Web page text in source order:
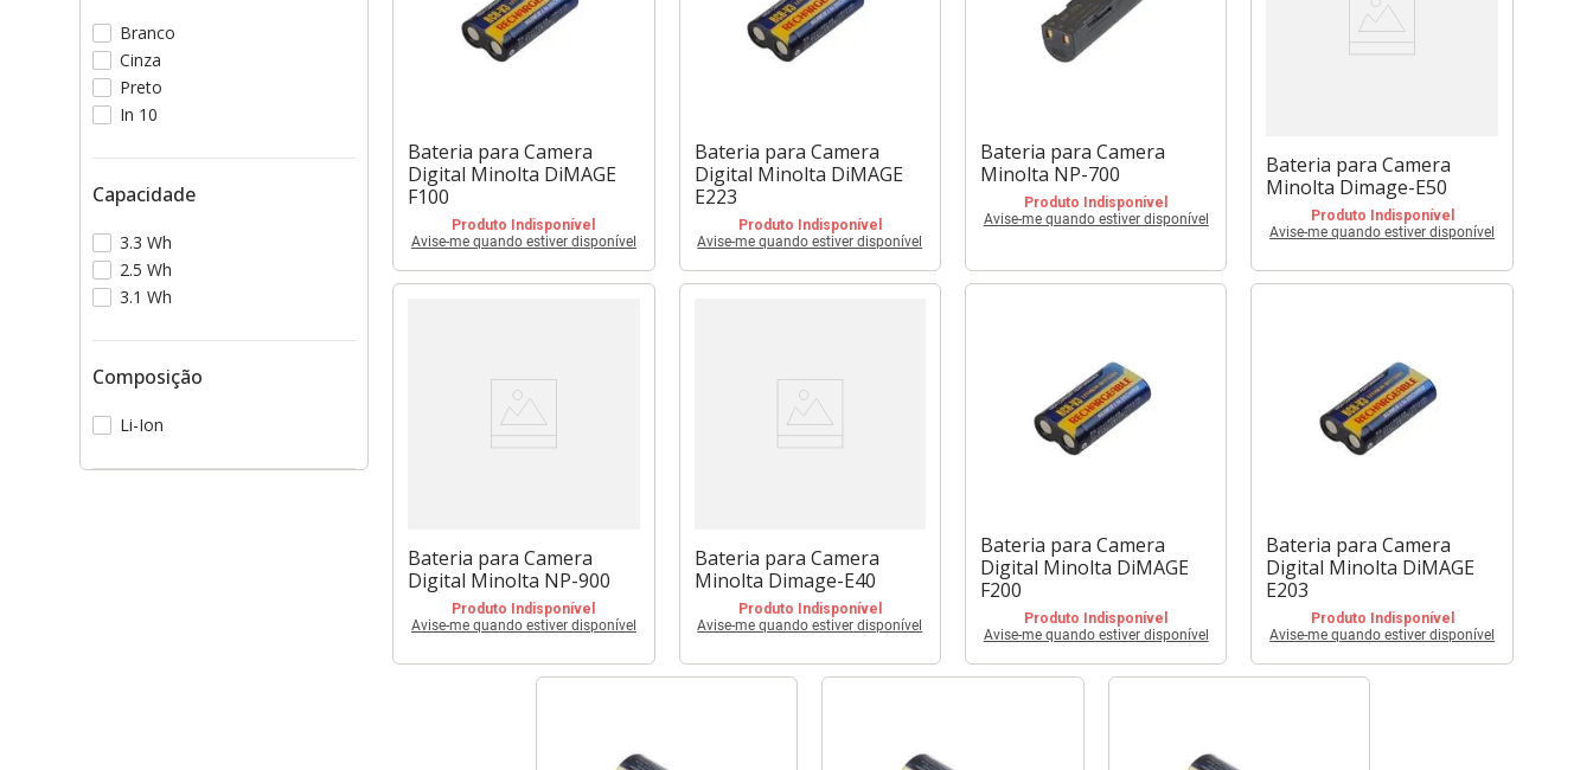
Branco
Cinza
Preto
In 10
Capacidade
3.3 Wh
2.5 Wh
3.1 Wh
Composição
Li-Ion
Bateria para Camera
Digital Minolta DiMAGE
F100
Produto Indisponível
Avise-me quando estiver disponível
Bateria para Camera
Digital Minolta DiMAGE
E223
Produto Indisponível
Avise-me quando estiver disponível
Bateria para Camera
Minolta NP-700
Produto Indisponível
Avise-me quando estiver disponível
Bateria para Camera
Minolta Dimage-E50
Produto Indisponível
Avise-me quando estiver disponível
Bateria para Camera
Digital Minolta NP-900
Produto Indisponível
Avise-me quando estiver disponível
Bateria para Camera
Minolta Dimage-E40
Produto Indisponível
Avise-me quando estiver disponível
Bateria para Camera
Digital Minolta DiMAGE
F200
Produto Indisponível
Avise-me quando estiver disponível
Bateria para Camera
Digital Minolta DiMAGE
E203
Produto Indisponível
Avise-me quando estiver disponível